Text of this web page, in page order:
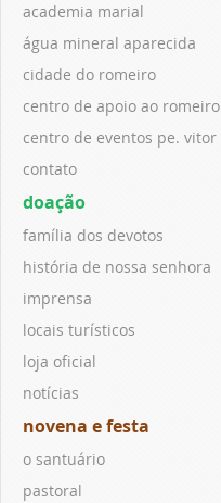
academia marial
água mineral aparecida
cidade do romeiro
centro de apoio ao romeiro
centro de eventos pe. vitor
contato
doação
família dos devotos
história de nossa senhora
imprensa
locais turísticos
loja oficial
notícias
novena e festa
o santuário
pastoral